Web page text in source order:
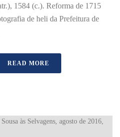
1584 (c.). Reforma de 1715
de heli da Prefeitura de
READ MORE